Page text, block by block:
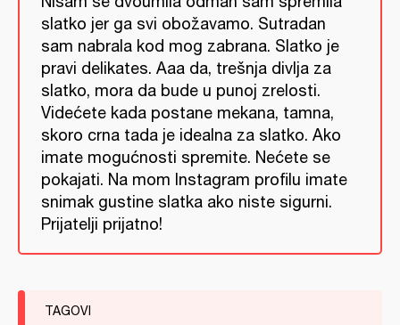
slatko jer ga svi obožavamo. Sutradan
sam nabrala kod mog zabrana. Slatko je
pravi delikates. Aaa da, trešnja divlja za
slatko, mora da bude u punoj zrelosti.
Videćete kada postane mekana, tamna,
skoro crna tada je idealna za slatko. Ako
imate mogućnosti spremite. Nećete se
pokajati. Na mom Instagram profilu imate
snimak gustine slatka ako niste sigurni.
Prijatelji prijatno!
TAGOVI